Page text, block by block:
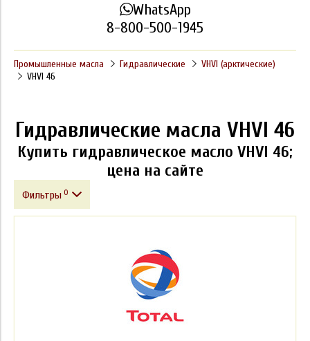
WhatsApp
8-800-500-1945
Промышленные масла Гидравлические
VHVI (арктические)
VHVI 46
Гидравлические масла VHVI 46
Купить гидравлическое масло VHVI 46;
цена на сайте
Фильтры 0